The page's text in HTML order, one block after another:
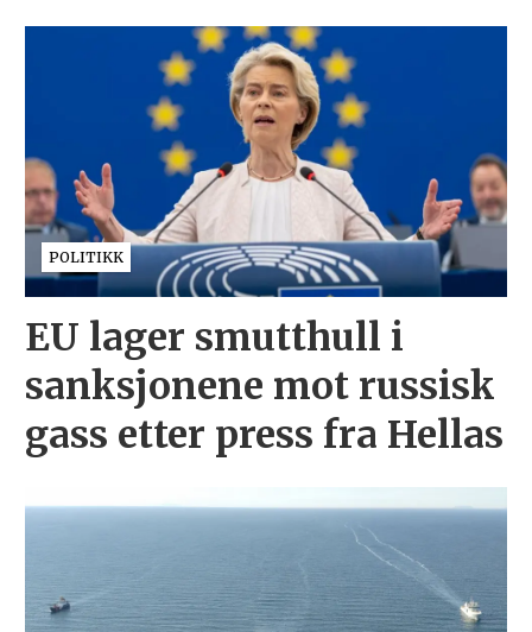
POLITIKK
EU lager smutthull i
sanksjonene mot russisk
gass etter press fra Hellas